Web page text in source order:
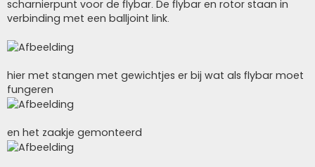
scharnierpunt voor de flybar. De flybar en rotor staan in
verbinding met een balljoint link.
hier met stangen met gewichtjes er bij wat als flybar moet
fungeren
en het zaakje gemonteerd